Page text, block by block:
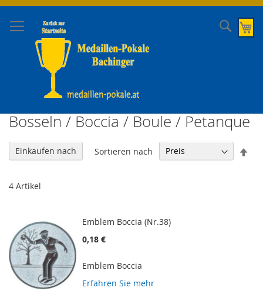
Direkt
Inhalt
Suche
Bosseln / Boccia / Boule / Petanque
4 Artikel
Sortieren nach
Emblem Boccia (Nr.38)
0,18 €
Emblem Boccia
Erfahren Sie mehr
Einkaufen nach